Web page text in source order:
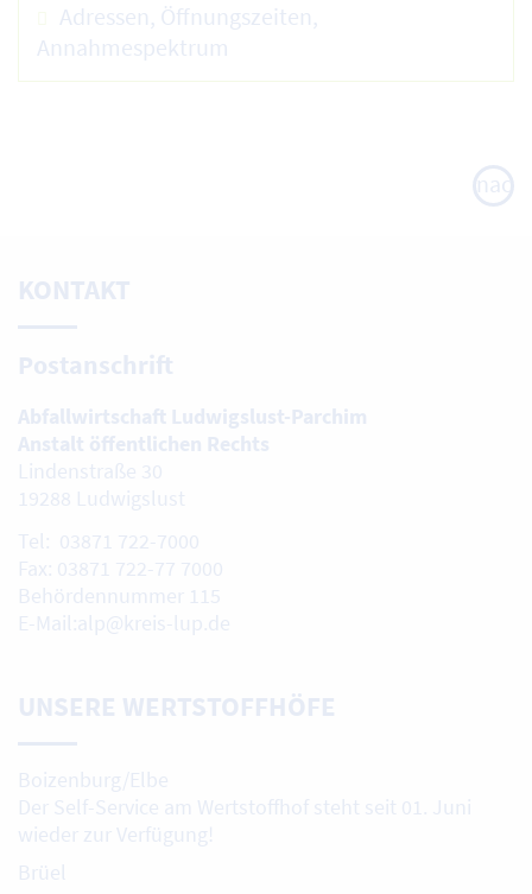
Adressen, Öffnungszeiten,
Annahmespektrum
nach
oben
KONTAKT
Postanschrift
Abfallwirtschaft Ludwigslust-Parchim
Anstalt öffentlichen Rechts
Lindenstraße 30
19288 Ludwigslust
Tel: 03871 722-7000
Fax: 03871 722-77 7000
Behördennummer 115
E-Mail:alp@kreis-lup.de
UNSERE WERTSTOFFHÖFE
Boizenburg/Elbe
Der Self-Service am Wertstoffhof steht seit 01. Juni
wieder zur Verfügung!
Brüel